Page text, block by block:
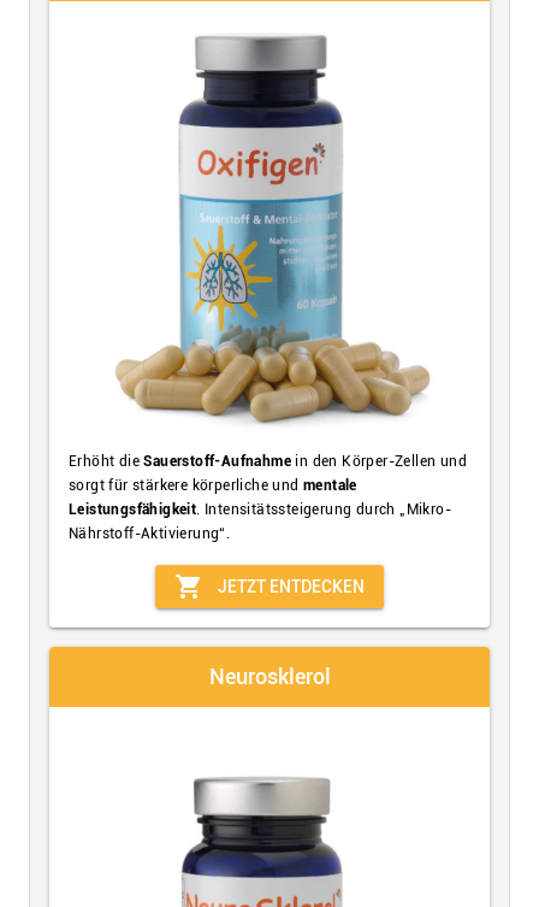
Erhöht dieSauerstoff-Aufnahme in den Körper-Zellen und
sorgt für stärkere körperliche und mentale
Leistungsfähigkeit. Intensitätssteigerung durch „Mikro-
Nährstoff-Aktivierung“.
shopping_cart JETZT ENTDECKEN
Neurosklerol